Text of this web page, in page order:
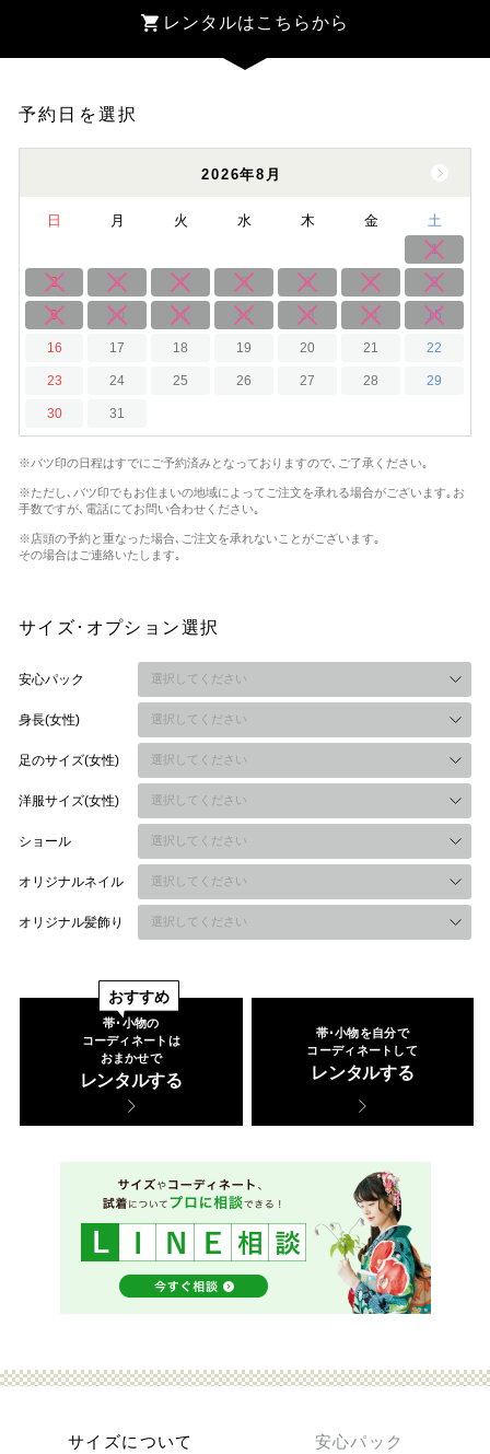
レンタルはこちらから
予約日を選択
2026年8月
日 月 火 水 木 金 土
1
2 3 4 5 6 7 8
9 10 11 12 13 14 15
16 17 18 19 20 21 22
23 24 25 26 27 28 29
30 31
※バツ印の日程はすでにご予約済みとなっておりますので､ご了承ください｡
※ただし､バツ印でもお住まいの地域によってご注文を承れる場合がございます｡ お
手数ですが､電話にてお問い合わせください｡
※店頭の予約と重なった場合､ご注文を承れないことがございます｡
その場合はご連絡いたします｡
サイズ･オプション選択
安心パック
身長(女性)
足のサイズ(女性)
洋服サイズ(女性)
ショール
オリジナルネイル
オリジナル髪飾り
帯･小物の
コーディネートは
おまかせで
レンタルする
帯･小物を自分で
コーディネートして
レンタルする
サイズについて 安心パック